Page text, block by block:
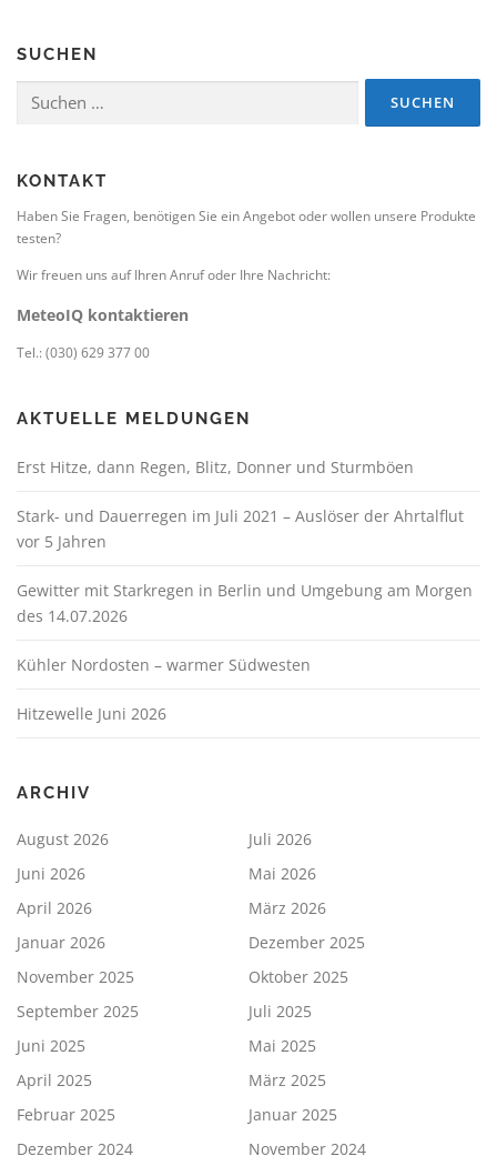
SUCHEN
nach:
KONTAKT
Haben Sie Fragen, benötigen Sie ein Angebot oder wollen unsere Produkte
testen?
Wir freuen uns auf Ihren Anruf oder Ihre Nachricht:
MeteoIQ kontaktieren
Tel.: (030) 629 377 00
AKTUELLE MELDUNGEN
Erst Hitze, dann Regen, Blitz, Donner und Sturmböen
Stark- und Dauerregen im Juli 2021 – Auslöser der Ahrtalflut
vor 5 Jahren
Gewitter mit Starkregen in Berlin und Umgebung am Morgen
des 14.07.2026
Kühler Nordosten – warmer Südwesten
Hitzewelle Juni 2026
ARCHIV
August 2026
Juli 2026
Juni 2026
Mai 2026
April 2026
März 2026
Januar 2026
Dezember 2025
November 2025
Oktober 2025
September 2025
Juli 2025
Juni 2025
Mai 2025
April 2025
März 2025
Februar 2025
Januar 2025
Dezember 2024
November 2024